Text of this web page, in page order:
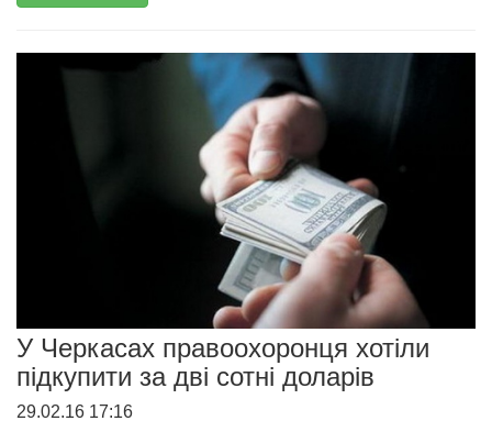
У Черкасах правоохоронця хотіли
підкупити за дві сотні доларів
29.02.16 17:16